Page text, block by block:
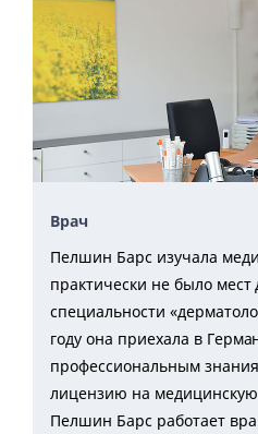
Врач
Пелшин Барс изучала
практически не было мест
специальности
году она приехала в
профессиональным
лицензию на медицинскую
Пелшин Барс работает